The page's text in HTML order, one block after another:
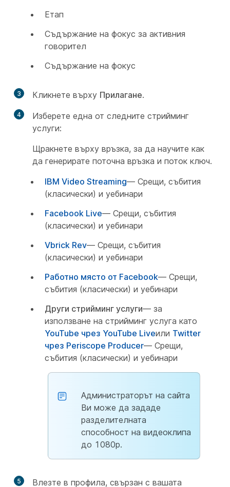
Етап
Съдържание на фокус за активния
говорител
Съдържание на фокус
3 Кликнете върху Прилагане.
4
Изберете една от следните стрийминг
услуги:
Щракнете върху връзка, за да научите как
да генерирате поточна връзка и поток ключ.
IBM Video Streaming— Срещи, събития
(класически) и уебинари
Facebook Live— Срещи, събития
(класически) и уебинари
Vbrick Rev— Срещи, събития
(класически) и уебинари
Работно място от Facebook— Срещи,
събития (класически) и уебинари
Други стрийминг услуги— за
използване на стрийминг услуга като
YouTube чрез YouTube Liveили Twitter
чрез Periscope Producer— Срещи,
събития (класически) и уебинари
Администраторът на сайта
Ви може да зададе
разделителната
способност на видеоклипа
до 1080p.
5
Влезте в профила, свързан с вашата